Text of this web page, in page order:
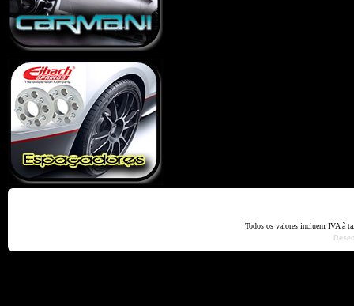
Todos os valores incluem IVA à